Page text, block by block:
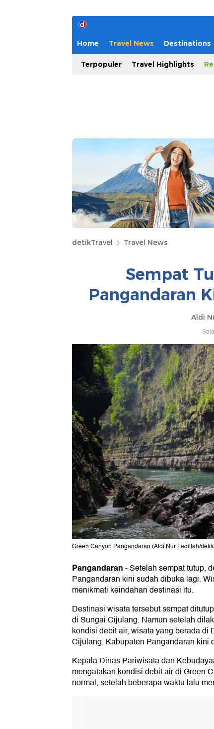
Home Travel News Destinations
Terpopuler Travel Highlights
detikTravel Travel News
Sempat
Pangandaran
Aldi
Green Canyon Pangandaran (Aldi Nur Fadillah/
Pangandaran-Setelah sempat tutup,
Pangandaran kini sudah dibuka lagi.
menikmati keindahan destinasi itu.
Destinasi wisata tersebut sempat
di Sungai Cijulang. Namun setelah
kondisi debit air, wisata yang berada di
Cijulang, Kabupaten Pangandaran kini
Kepala Dinas Pariwisata dan
mengatakan kondisi debit air di Green
normal, setelah beberapa waktu lalu